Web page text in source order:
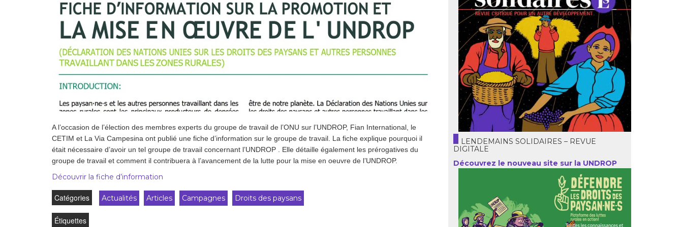
Droit au
développement
Par pays Argentine
Bolivie
Chili
Colombie
Cuba
Espagne
Déclarations à l’ONU
Archives à
disposition
Cahiers critiques
Diffusion librairies
A l’occasion de l’élection des membres experts du groupe de travail de l’ONU sur l’UNDROP, Fian International, le
CETIM et La Via Campesina ont publié une fiche d’information sur le groupe de travail. La fiche explique pourquoi il
était nécessaire d’avoir un tel groupe de travail concernant l’UNDROP . Elle détaille également les prérogatives du
groupe de travail et comment il contribuera à l’avancement de la lutte pour la mise en oeuvre de l’UNDROP.
Découvrir la fiche d’information
Catégories Actualités Articles Campagnes Droits des paysans
Étiquettes
LENDEMAINS SOLIDAIRES – REVUE
DIGITALE
Découvrez le nouveau site sur la UNDROP